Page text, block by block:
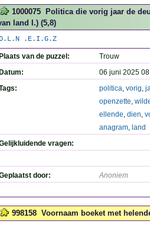
1000075
Politica die vorig jaar de
land I.) (5,8)
D.L.N .E.I.G.Z
Plaats van de puzzel:
Trouw
Datum:
06 juni 2025
politica, vorig,
openzette,
ellende, dien,
anagram, land
vragen:
door: Anoniem
998158 Voornaam boeket met